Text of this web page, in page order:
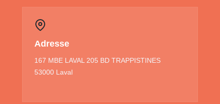
Adresse
167 MBE LAVAL 205 BD TRAPPISTINES
53000 Laval